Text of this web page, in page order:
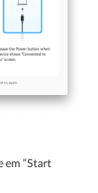
em “Start